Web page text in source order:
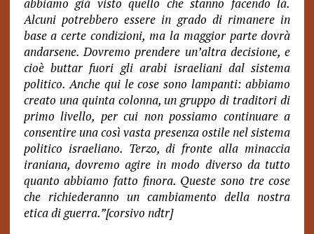
Alcuni potrebbero essere in grado di rimanere in
base a certe condizioni, ma la maggior parte dovrà
andarsene. Dovremo prendere un’altra decisione, e
cioè buttar fuori gli arabi israeliani dal sistema
politico. Anche qui le cose sono lampanti: abbiamo
creato una quinta colonna, un gruppo di traditori di
primo livello, per cui non possiamo continuare a
consentire una così vasta presenza ostile nel sistema
politico israeliano. Terzo, di fronte alla minaccia
iraniana, dovremo agire in modo diverso da tutto
quanto abbiamo fatto finora. Queste sono tre cose
che richiederanno un cambiamento della nostra
etica di guerra.”[corsivo ndtr]